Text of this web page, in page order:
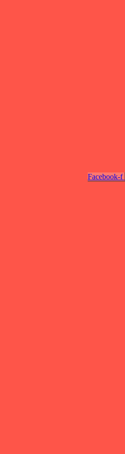
Facebook-f